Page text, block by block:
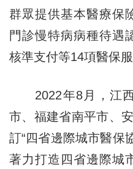
群眾提供基本醫療保
門診慢特病病種待遇
核準支付等14項醫保服
2022年8月，江西
市、福建省南平市、
訂“四省邊際城市醫保
著力打造四省邊際城